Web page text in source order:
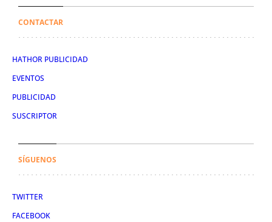
CONTACTAR
HATHOR PUBLICIDAD
EVENTOS
PUBLICIDAD
SUSCRIPTOR
SÍGUENOS
TWITTER
FACEBOOK